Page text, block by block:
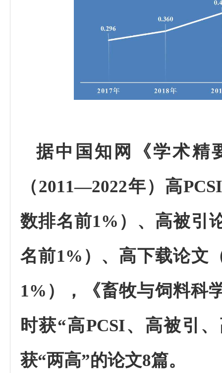
据中国知网《学术精
（2011—2022年）高PCSI
数排名前1% ）、高被引
名前1% ）、高下载论文
1% ），《畜牧与饲料科
时获“高PCSI、高被引
获“两高”的论文8篇。